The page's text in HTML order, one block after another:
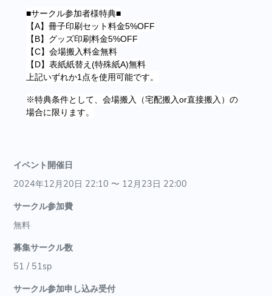
■サークル参加者様特典■
【A】冊子印刷セット料金5%OFF
【B】グッズ印刷料金5%OFF
【C】会場搬入料金無料
【D】表紙紙替え(特殊紙A)無料
上記いずれか1点を使用可能です。
※特典条件として、会場搬入（宅配搬入or直接搬入）の
場合に限ります。
イベント開催日
2024年12月20日 22:10 〜 12月23日 22:00
サークル参加費
無料
募集サークル数
51 / 51sp
サークル参加申し込み受付